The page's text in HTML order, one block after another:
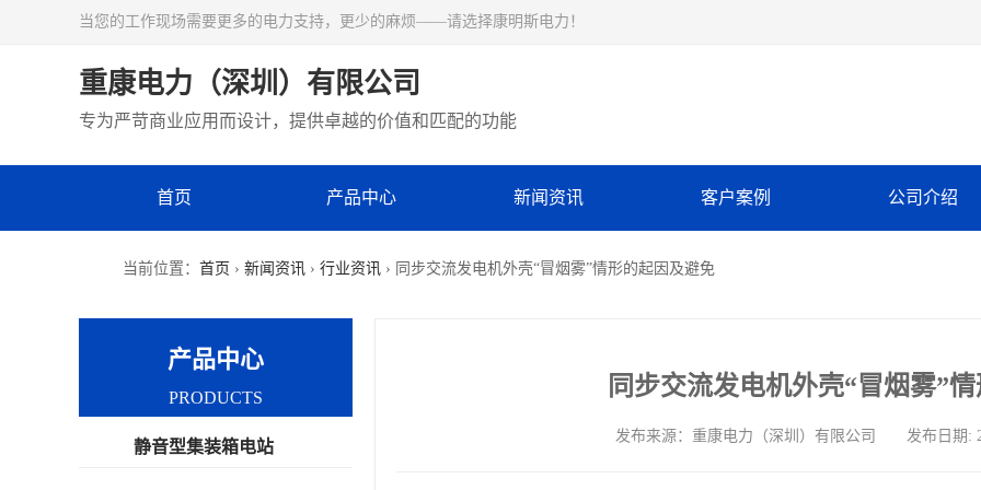
当您的工作现场需要更多的电力支持，更少的麻烦——请选择康明斯电力！
重康电力（深圳）有限公司
专为严苛商业应用而设计，提供卓越的价值和匹配的功能
首页 产品中心 新闻资讯 客户案例 公司介绍
当前位置： 首页 › 新闻资讯 › 行业资讯 › 同步交流发电机外壳“冒烟雾”情形的起因及避免
同步交流发电机外壳“冒烟雾”
发布来源：重康电力（深圳）有限公司 发布日期
产品中心
PRODUCTS
静音型集装箱电站